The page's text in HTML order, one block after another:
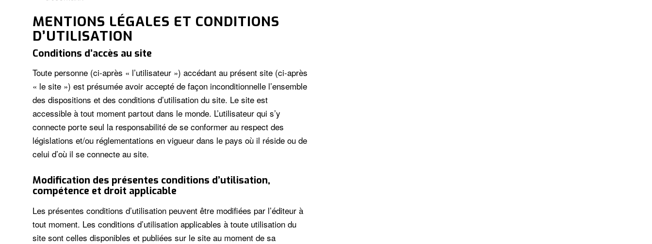
MENTIONS LÉGALES ET CONDITIONS
D’UTILISATION
Conditions d’accès au site
Toute personne (ci-après « l’utilisateur ») accédant au présent site (ci-après
« le site ») est présumée avoir accepté de façon inconditionnelle l’ensemble
des dispositions et des conditions d’utilisation du site. Le site est
accessible à tout moment partout dans le monde. L’utilisateur qui s’y
connecte porte seul la responsabilité de se conformer au respect des
législations et/ou réglementations en vigueur dans le pays où il réside ou de
celui d’où il se connecte au site.
Modification des présentes conditions d’utilisation,
compétence et droit applicable
Les présentes conditions d’utilisation peuvent être modifiées par l’éditeur à
tout moment. Les conditions d’utilisation applicables à toute utilisation du
site sont celles disponibles et publiées sur le site au moment de sa